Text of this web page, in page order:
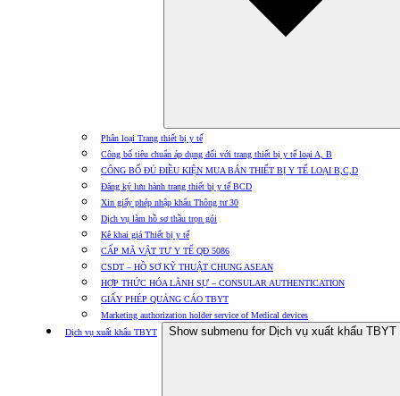
Phân loại Trang thiết bị y tế
Công bố tiêu chuẩn áp dụng đối với trang thiết bị y tế loại A, B
CÔNG BỐ ĐỦ ĐIỀU KIỆN MUA BÁN THIẾT BỊ Y TẾ LOẠI B,C,D
Đăng ký lưu hành trang thiết bị y tế BCD
Xin giấy phép nhập khẩu Thông tư 30
Dịch vụ làm hồ sơ thầu trọn gói
Kê khai giá Thiết bị y tế
CẤP MÃ VẬT TƯ Y TẾ QĐ 5086
CSDT – HỒ SƠ KỸ THUẬT CHUNG ASEAN
HỢP THỨC HÓA LÃNH SỰ – CONSULAR AUTHENTICATION
GIẤY PHÉP QUẢNG CÁO TBYT
Marketing authorization holder service of Medical devices
Dịch vụ xuất khẩu TBYT
Show submenu for Dịch vụ xuất khẩu TBYT